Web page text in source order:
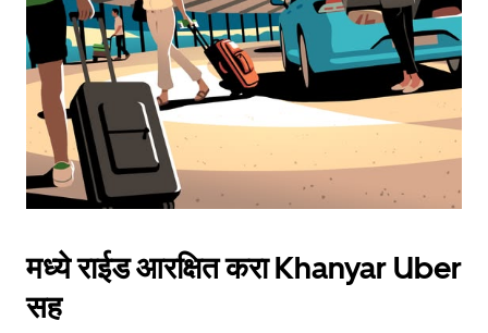
close
the
calendar.
मध्ये राईड आरक्षित करा Khanyar Uber
सह